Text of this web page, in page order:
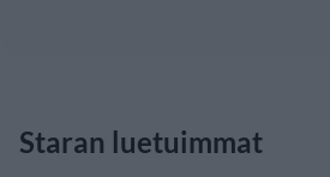
Staran luetuimmat